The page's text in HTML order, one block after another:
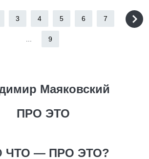
3 4 5 6 7
9
Маяковский
ПРО ЭТО
ЧТО — ПРО ЭТО?